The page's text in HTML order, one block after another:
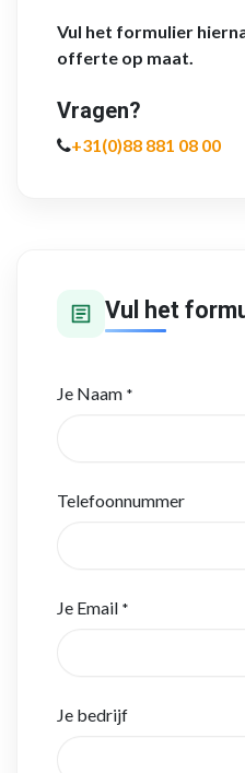
Vul het formulier
offerte op maat.
Vragen?
+31(0)88 881 08 00
Vul het
Je Naam *
Telefoonnummer
Je Email *
Je bedrijf